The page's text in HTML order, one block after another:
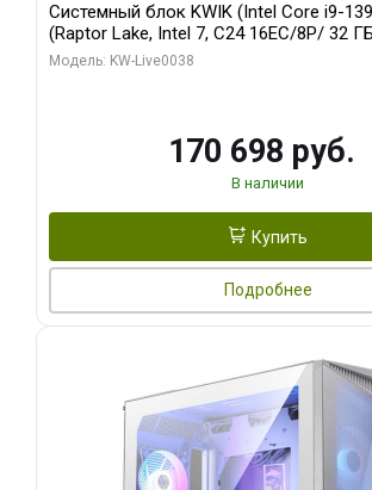
Системный блок KWIK (Intel Core i9-
(Raptor Lake, Intel 7, C24 16EC/8P/ 32
модуля)/ Gigabyte RX9070XT GAMING
Модель: KW-Live0038
170 698 руб.
В наличии
Купить
Подробнее